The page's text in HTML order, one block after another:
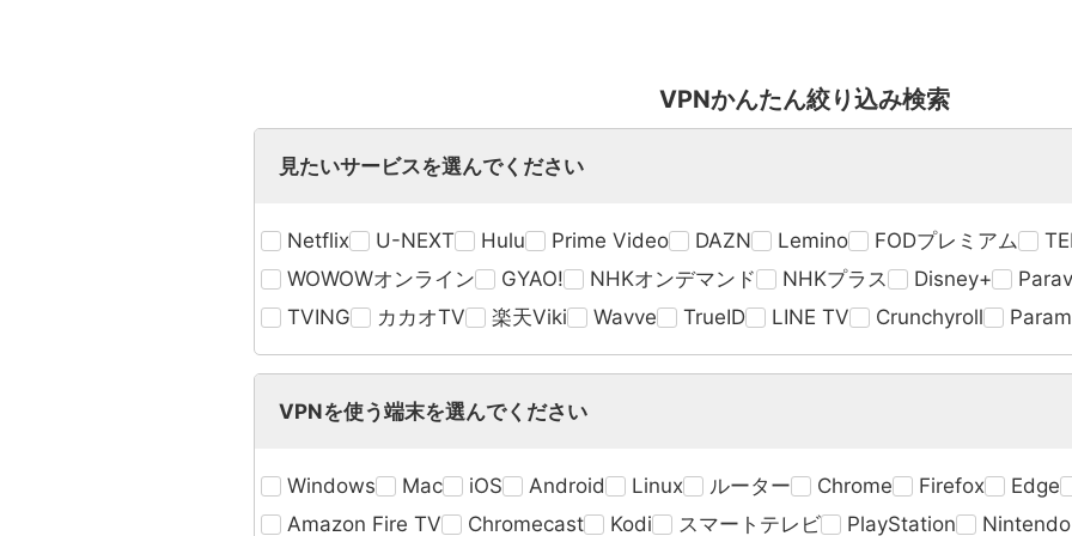
VPNかんたん絞り込み検索
見たいサービスを選んでください
Netflix U-NEXT Hulu Prime Video DAZN Lemino FODプレミアム
WOWOWオンライン
GYAO! NHKオンデマンド NHKプラス Disney+
TVING
カカオTV 楽天Viki Wavve TrueID LINE TV Crunchyroll
VPNを使う端末を選んでください
Windows Mac iOS Android Linux ルーター Chrome Firefox
Edge
Amazon Fire TV
Chromecast Kodi スマートテレビ PlayStation